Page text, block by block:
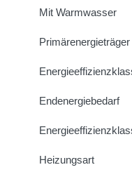
Mit Warmwasser
Primärenergieträger
Endenergiebedarf
Heizungsart